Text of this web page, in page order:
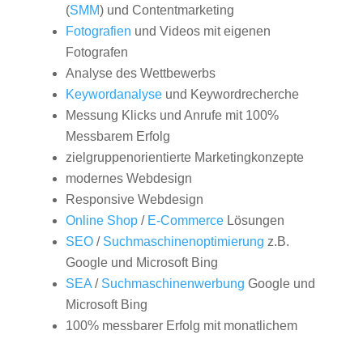
(SMM) und Contentmarketing
Fotografien und Videos mit eigenen
Fotografen
Analyse des Wettbewerbs
Keywordanalyseund Keywordrecherche
Messung Klicks und Anrufe mit 100%
Messbarem Erfolg
zielgruppenorientierte Marketingkonzepte
modernes Webdesign
Responsive Webdesign
Online Shop/ E-CommerceLösungen
SEO/ Suchmaschinenoptimierung z.B.
Google und Microsoft Bing
SEA/ Suchmaschinenwerbung Google und
Microsoft Bing
100% messbarer Erfolg mit monatlichem